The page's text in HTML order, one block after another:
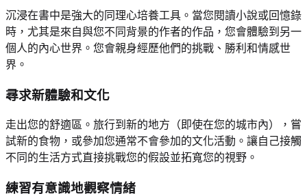
沉浸在書中是強大的同理心培養工具。當您閱讀小說或回憶錄
時，尤其是來自與您不同背景的作者的作品，您會體驗到另一
個人的內心世界。您會親身經歷他們的挑戰、勝利和情感世
界。
尋求新體驗和文化
走出您的舒適區。旅行到新的地方（即使在您的城市內），嘗
試新的食物，或參加您通常不會參加的文化活動。讓自己接觸
不同的生活方式直接挑戰您的假設並拓寬您的視野。
練習有意識地觀察情緒